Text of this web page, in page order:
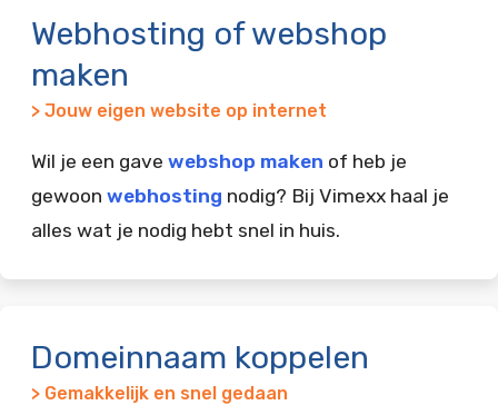
Webhosting of webshop
maken
> Jouw eigen website op internet
Wil je een gave webshop maken of heb je
gewoon webhosting nodig? Bij Vimexx haal je
alles wat je nodig hebt snel in huis.
Domeinnaam koppelen
> Gemakkelijk en snel gedaan